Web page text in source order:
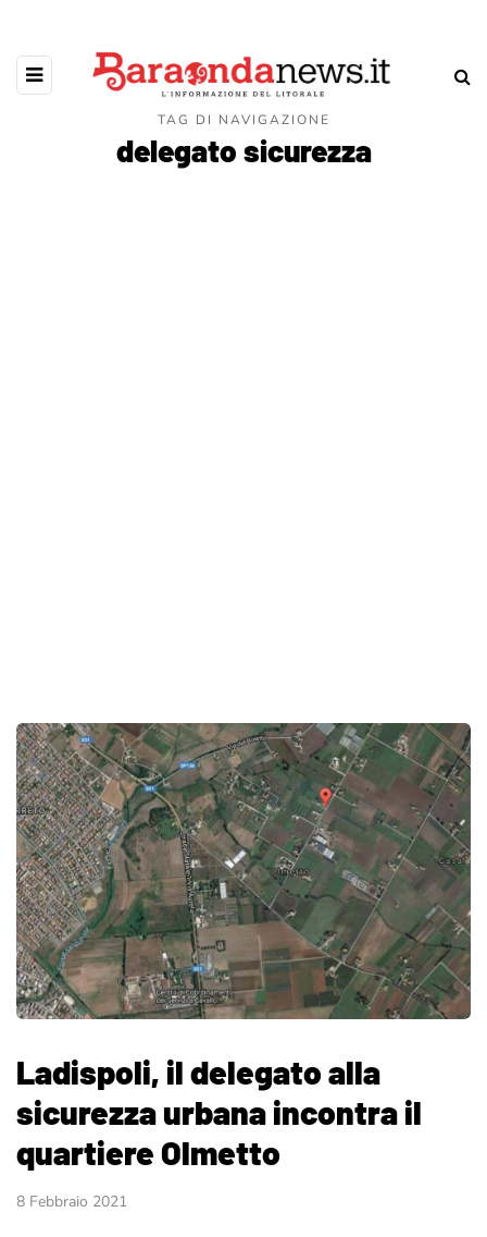
TAG DI NAVIGAZIONE
delegato sicurezza
Ladispoli, il delegato alla
sicurezza urbana incontra il
quartiere Olmetto
8 Febbraio 2021